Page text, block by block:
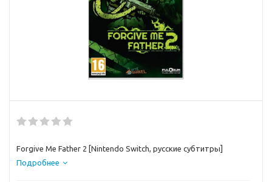
Forgive Me Father 2 [Nintendo Switch, русские субтитры]
Подробнее